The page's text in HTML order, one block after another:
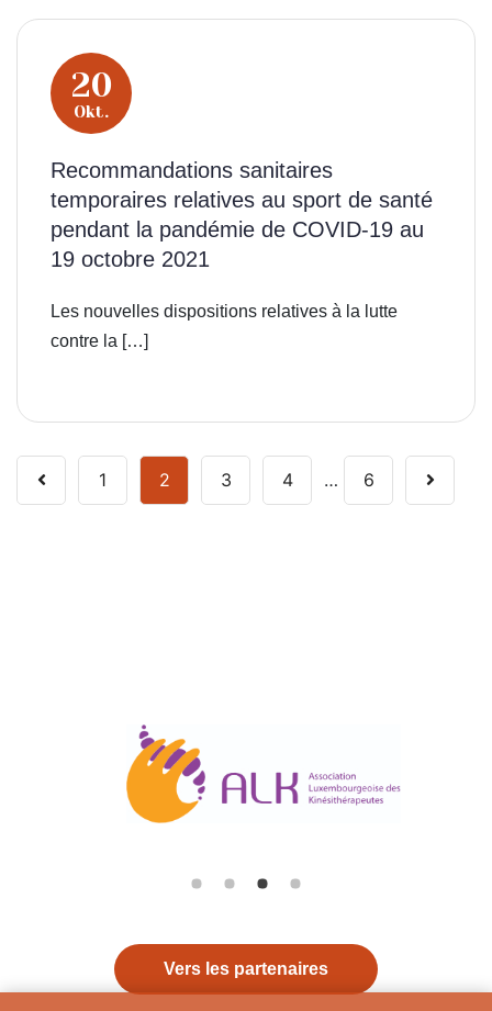
20
Okt.
Recommandations sanitaires
temporaires relatives au sport de santé
pendant la pandémie de COVID-19 au
19 octobre 2021
Les nouvelles dispositions relatives à la lutte
contre la […]
1 2 3 4 … 6
Vers les partenaires